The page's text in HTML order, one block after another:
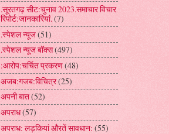
.सूरतगढ़ सीट:चुनाव 2023.समाचार विचार
रिपोर्ट:जानकारियां.(7)
.स्पेशल न्यूज(51)
.स्पेशल न्यूज बॉक्स(497)
:आरोप:चर्चित प्रकरण(48)
अजब:गजब:विचित्र(25)
अपनी बात(52)
अपराध(57)
अपराध: लड़कियां औरतें सावधान: (55)